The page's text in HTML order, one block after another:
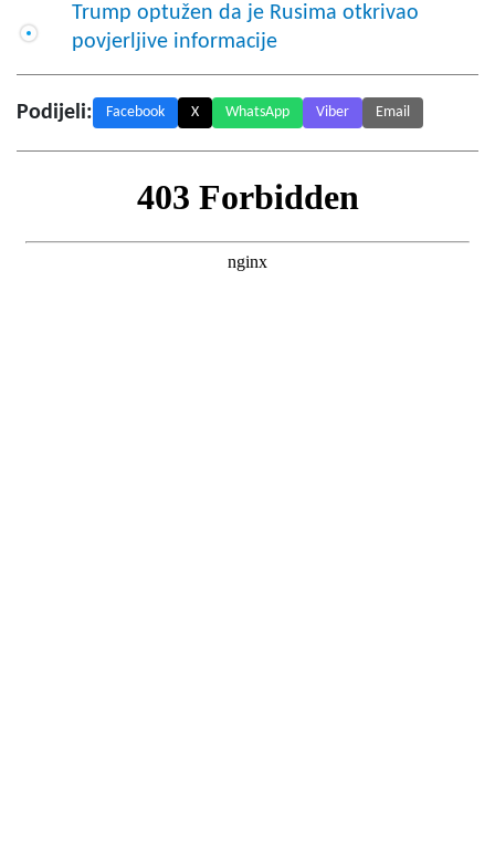
Trump optužen da je Rusima otkrivao
povjerljive informacije
Podijeli: Facebook X WhatsApp Viber Email